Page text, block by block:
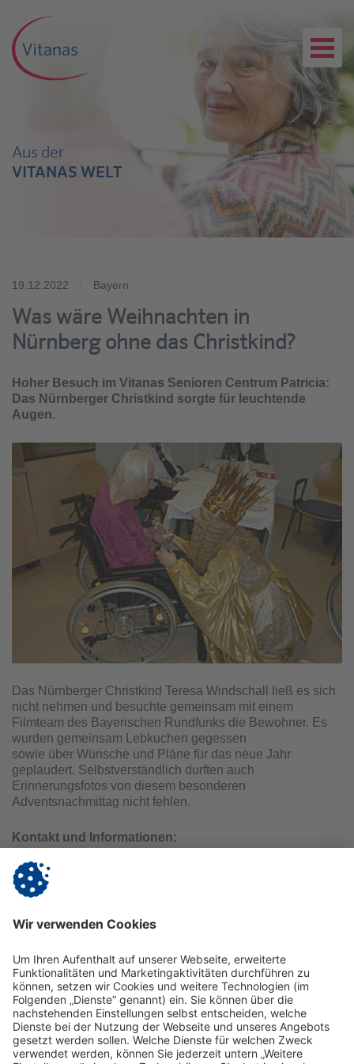
Aus der
VITANAS WELT
19.12.2022 Bayern
Was wäre Weihnachten in
Nürnberg ohne das Christkind?
Hoher Besuch im Vitanas Senioren Centrum Patricia:
Das Nürnberger Christkind sorgte für leuchtende
Augen.
Das Nürnberger Christkind Teresa Windschall ließ es sich
nicht nehmen und besuchte gemeinsam mit einem
Filmteam des Bayerischen Rundfunks die Bewohner. Es
wurden gemeinsam Lebkuchen gegessen
sowie über Wünsche und Pläne für das neue Jahr
geplaudert. Selbstverständlich durften auch
Erinnerungsfotos von diesem besonderen
Adventsnachmittag nicht fehlen.
Kontakt und Informationen:
Vitanas Senioren Centrum Patricia
Bärenschanzstraße 44 | 90429 Nürnberg
www.vitanas.de/patricia
Zurück